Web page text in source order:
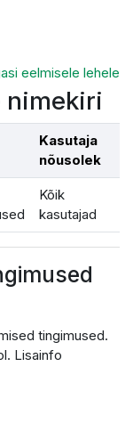
eelmisele lehele
Kasutaja
nõusolek
Kõik
kasutajad
tingimused.
Lisainfo